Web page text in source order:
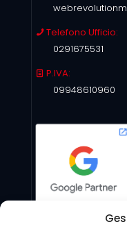
Telefono Ufficio:
0291675531
P.IVA:
09948610960